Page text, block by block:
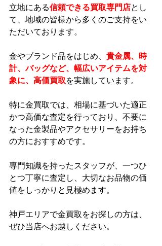
立地にある信頼できる買取専門店とし
て、地域の皆様から多くのご支持をい
ただいております。
金やブランド品をはじめ、 貴金属、時
計、バッグなど、幅広いアイテムを対
象に、高価買取を実施しています。
特に金買取では、相場に基づいた適正
かつ高価な査定を行っており、不要に
なった金製品やアクセサリーをお持ち
の方におすすめです。
専門知識を持ったスタッフが、一つひ
とつ丁寧に査定し、大切なお品物の価
値をしっかりと見極めます。
神戸エリアで金買取をお探しの方は、
ぜひ当店へお越しください。